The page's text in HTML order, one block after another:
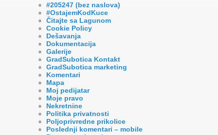
#205247 (bez naslova)
#OstajemKodKuce
Čitajte sa Lagunom
Cookie Policy
Dešavanja
Dokumentacija
Galerije
GradSubotica Kontakt
GradSubotica marketing
Komentari
Mapa
Moj pedijatar
Moje pravo
Nekretnine
Politika privatnosti
Poljoprivredne prikolice
Poslednji komentari – mobile